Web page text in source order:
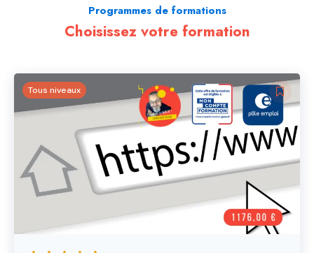
Programmes de formations
Choisissez votre formation
Tous niveaux